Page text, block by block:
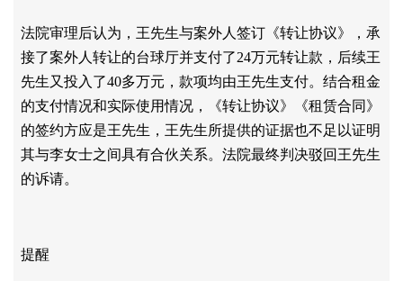
法院审理后认为，王先生与案外人签订《转让协议》，承
接了案外人转让的台球厅并支付了24万元转让款，后续王
先生又投入了40多万元，款项均由王先生支付。结合租金
的支付情况和实际使用情况，《转让协议》《租赁合同》
的签约方应是王先生，王先生所提供的证据也不足以证明
其与李女士之间具有合伙关系。法院最终判决驳回王先生
的诉请。
提醒